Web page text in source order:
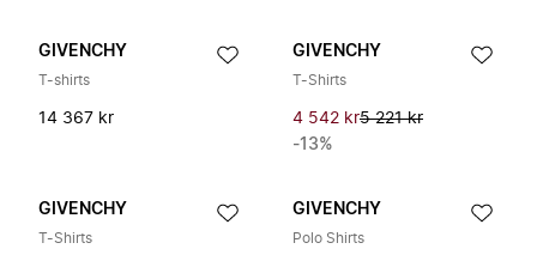
GIVENCHY
T-shirts
14 367 kr
GIVENCHY
T-Shirts
4 542 kr5 221 kr
-13%
GIVENCHY
T-Shirts
GIVENCHY
Polo Shirts